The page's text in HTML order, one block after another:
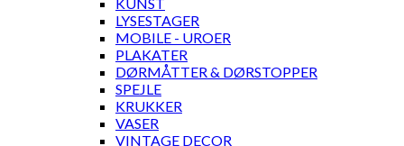
LYSESTAGER
MOBILE - UROER
PLAKATER
DØRMÅTTER & DØRSTOPPER
SPEJLE
KRUKKER
VASER
VINTAGE DECOR